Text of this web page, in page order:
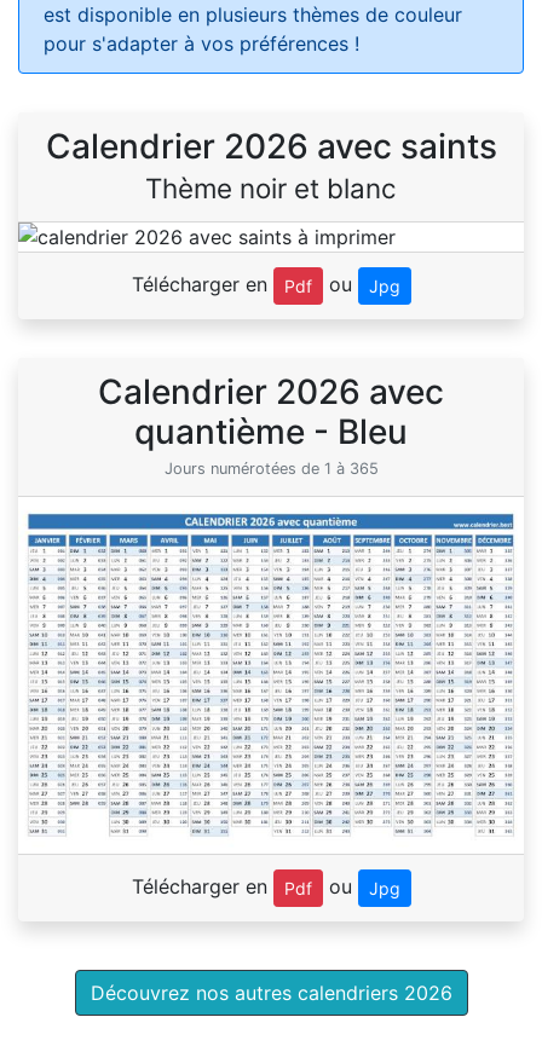
est disponible en plusieurs thèmes de couleur
pour s'adapter à vos préférences !
Calendrier 2026 avec saints
Thème noir et blanc
Télécharger en Pdf ou Jpg
Calendrier 2026 avec
quantième - Bleu
Jours numérotées de 1 à 365
Télécharger en Pdf ou Jpg
Découvrez nos autres calendriers 2026